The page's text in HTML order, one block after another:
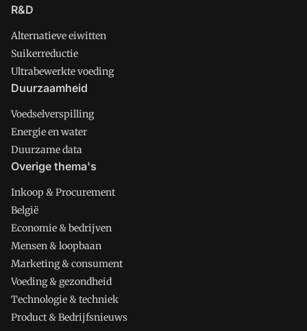
R&D
Alternatieve eiwitten
Suikerreductie
Ultrabewerkte voeding
Duurzaamheid
Voedselverspilling
Energie en water
Duurzame data
Overige thema's
Inkoop & Procurement
België
Economie & bedrijven
Mensen & loopbaan
Marketing & consument
Voeding & gezondheid
Technologie & techniek
Product & Bedrijfsnieuws